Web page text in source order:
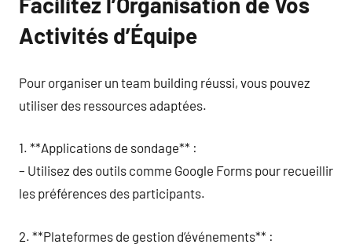
Activités d’Équipe
Pour organiser un team building réussi, vous pouvez
utiliser des ressources adaptées.
1. **Applications de sondage** :
– Utilisez des outils comme Google Forms pour recueillir
les préférences des participants.
2. **Plateformes de gestion d’événements** :